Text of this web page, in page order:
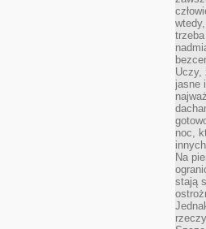
Uczy,
jasne
noc,
Na
stają